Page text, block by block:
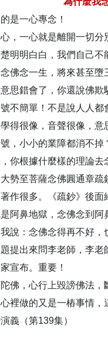
一心專念！
一心就是離開一切分
明明白白，我們自己不
念一生，將來甚至墮
思錯會了，你還說佛欺
簡單！不是說人人都
很像，音聲很像，意
，小小的業障都消不掉
根據什麼樣的理論去
至菩薩念佛圓通章疏
作很多。《疏鈔》後面
鼻地獄，念佛念到阿
說：念佛念得再不好，
出來問李老師，李老
宣布。重要！
，心行上毀謗佛法，
裡做的又是一樁事情，
（第139集）